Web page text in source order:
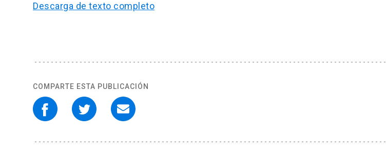
Descarga de texto completo
COMPARTE ESTA PUBLICACIÓN